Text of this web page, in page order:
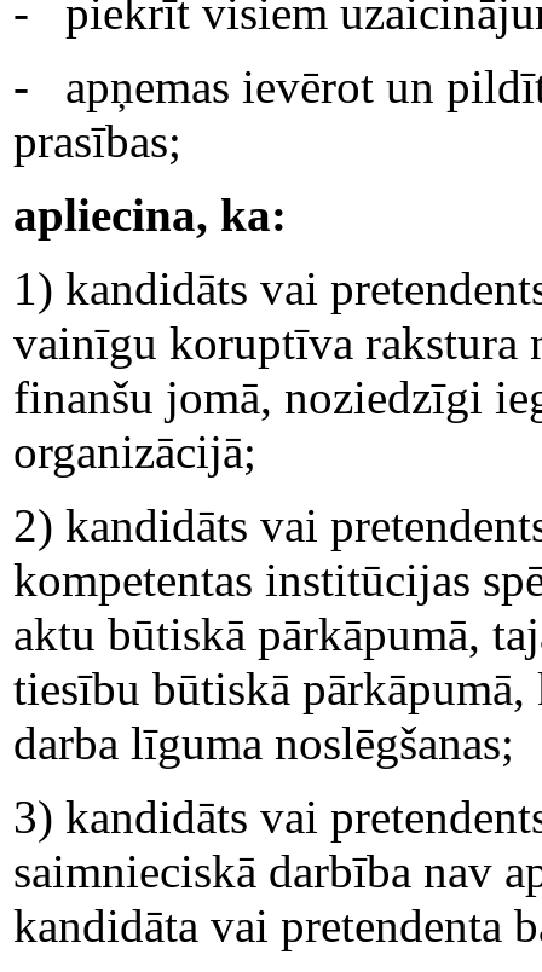
- piekrīt visiem
- apņemas ievērot un
prasības;
apliecina, ka:
1) kandidāts vai
vainīgu koruptīva rakstura
finanšu jomā, noziedzīgi
organizācijā;
2) kandidāts vai
kompetentas institūcijas
aktu būtiskā pārkāpumā,
tiesību būtiskā pārkāpumā,
darba līguma noslēgšanas;
3) kandidāts vai
saimnieciskā darbība nav
kandidāta vai pretendenta